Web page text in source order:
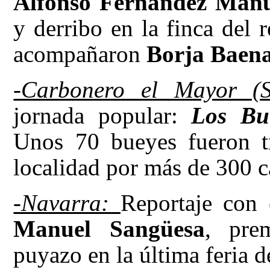
y derribo en la finca del
acompañaronBorja
-Carbonero el Mayor
jornada popular:Los
Unos 70 bueyes fueron
localidad por más de 300
-Navarra: Reportaje
Manuel Sangüesa,
puyazo en la última feria